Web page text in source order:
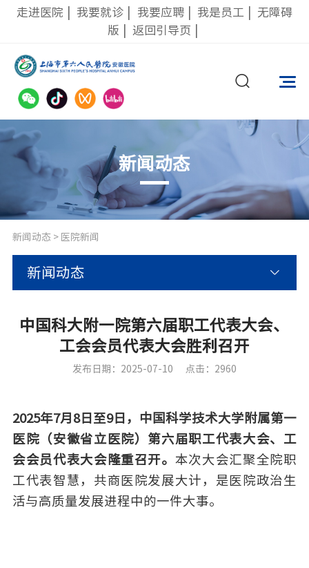
走进医院 我要就诊 我要应聘 我是员工
无障碍
版
返回引导页
新闻动态
新闻动态> 医院新闻
新闻动态
中国科大附一院第六届职工代表大会、
工会会员代表大会胜利召开
发布日期：2025-07-10 点击：2960
2025年7月8日至9日，中国科学技术大学附属第一
医院（安徽省立医院）第六届职工代表大会、工
会会员代表大会隆重召开。 本次大会汇聚全院职
工代表智慧，共商医院发展大计，是医院政治生
活与高质量发展进程中的一件大事。